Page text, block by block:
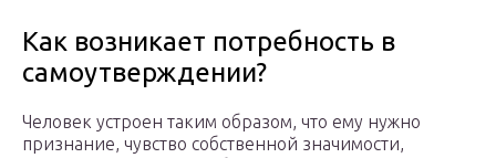
Как возникает потребность в
самоутверждении?
Человек устроен таким образом, что ему нужно
признание, чувство собственной значимости,